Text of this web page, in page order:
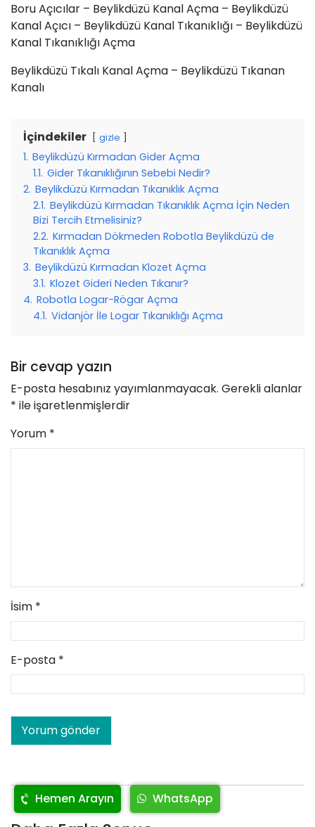
Boru Açıcılar – Beylikdüzü Kanal Açma – Beylikdüzü
Kanal Açıcı – Beylikdüzü Kanal Tıkanıklığı – Beylikdüzü
Kanal Tıkanıklığı Açma
Beylikdüzü Tıkalı Kanal Açma – Beylikdüzü Tıkanan
Kanalı
İçindekiler gizle
1. Beylikdüzü Kırmadan Gider Açma
1.1. Gider Tıkanıklığının Sebebi Nedir?
2. Beylikdüzü Kırmadan Tıkanıklık Açma
2.1. Beylikdüzü Kırmadan Tıkanıklık Açma İçin Neden
Bizi Tercih Etmelisiniz?
2.2. Kırmadan Dökmeden Robotla Beylikdüzü de
Tıkanıklık Açma
3. Beylikdüzü Kırmadan Klozet Açma
3.1. Klozet Gideri Neden Tıkanır?
4. Robotla Logar-Rögar Açma
4.1. Vidanjör İle Logar Tıkanıklığı Açma
Bir cevap yazın
E-posta hesabınız yayımlanmayacak. Gerekli alanlar
* ile işaretlenmişlerdir
Yorum *
İsim *
E-posta *
Hemen Arayın WhatsApp